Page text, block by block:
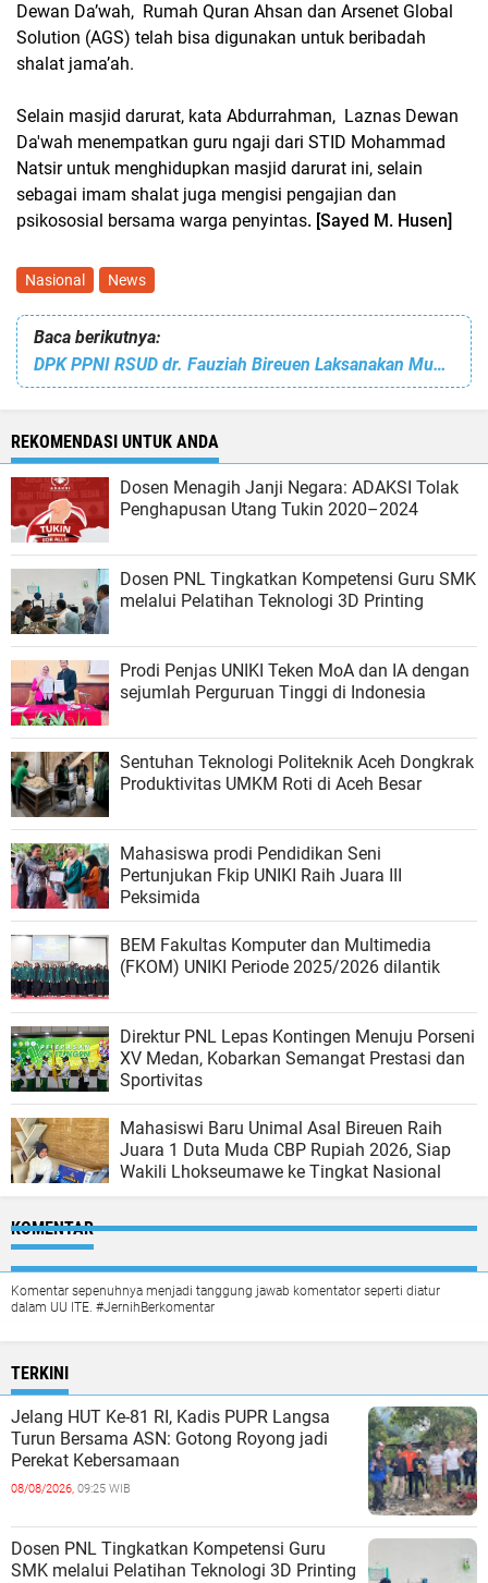
Dewan Da’wah, Rumah Quran Ahsan dan Arsenet Global
Solution (AGS) telah bisa digunakan untuk beribadah
shalat jama’ah.
Selain masjid darurat, kata Abdurrahman, Laznas Dewan
Da'wah menempatkan guru ngaji dari STID Mohammad
Natsir untuk menghidupkan masjid darurat ini, selain
sebagai imam shalat juga mengisi pengajian dan
psikososial bersama warga penyintas. [Sayed M. Husen]
Nasional News
Baca berikutnya:
DPK PPNI RSUD dr. Fauziah Bireuen Laksanakan Muskom III
REKOMENDASI UNTUK ANDA
Dosen Menagih Janji Negara: ADAKSI Tolak
Penghapusan Utang Tukin 2020–2024
Dosen PNL Tingkatkan Kompetensi Guru SMK
melalui Pelatihan Teknologi 3D Printing
Prodi Penjas UNIKI Teken MoA dan IA dengan
sejumlah Perguruan Tinggi di Indonesia
Sentuhan Teknologi Politeknik Aceh Dongkrak
Produktivitas UMKM Roti di Aceh Besar
Mahasiswa prodi Pendidikan Seni
Pertunjukan Fkip UNIKI Raih Juara III
Peksimida
BEM Fakultas Komputer dan Multimedia
(FKOM) UNIKI Periode 2025/2026 dilantik
Direktur PNL Lepas Kontingen Menuju Porseni
XV Medan, Kobarkan Semangat Prestasi dan
Sportivitas
Mahasiswi Baru Unimal Asal Bireuen Raih
Juara 1 Duta Muda CBP Rupiah 2026, Siap
Wakili Lhokseumawe ke Tingkat Nasional
KOMENTAR
Komentar sepenuhnya menjadi tanggung jawab komentator seperti diatur
dalam UU ITE. #JernihBerkomentar
TERKINI
Jelang HUT Ke-81 RI, Kadis PUPR Langsa
Turun Bersama ASN: Gotong Royong jadi
Perekat Kebersamaan
08/08/2026, 09:25 WIB
Dosen PNL Tingkatkan Kompetensi Guru
SMK melalui Pelatihan Teknologi 3D Printing